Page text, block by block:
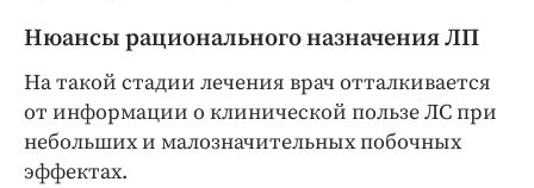
Нюансы рационального назначения ЛП
На такой стадии лечения врач отталкивается
от информации о клинической пользе ЛС при
небольших и малозначительных побочных
эффектах.